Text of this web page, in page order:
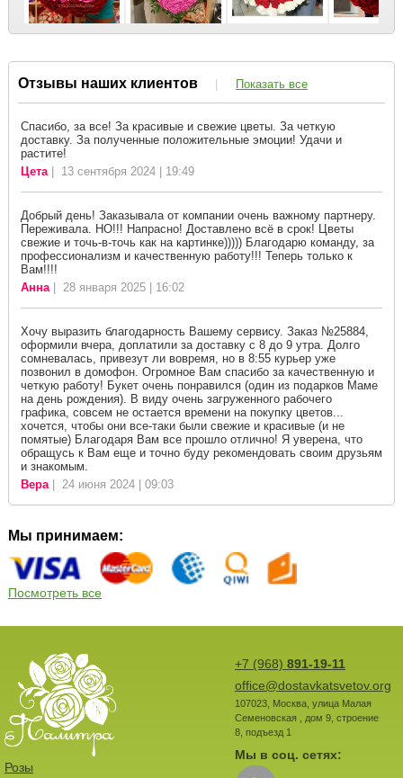
Отзывы наших клиентов | Показать все
Спасибо, за все! За красивые и свежие цветы. За четкую
доставку. За полученные положительные эмоции! Удачи и
растите!
Цета| 13 сентября 2024 | 19:49
Добрый день! Заказывала от компании очень важному партнеру.
Переживала. НО!!! Напрасно! Доставлено всё в срок! Цветы
свежие и точь-в-точь как на картинке))))) Благодарю команду, за
профессионализм и качественную работу!!! Теперь только к
Вам!!!!
Анна| 28 января 2025 | 16:02
Хочу выразить благодарность Вашему сервису. Заказ №25884,
оформили вчера, доплатили за доставку с 8 до 9 утра. Долго
сомневалась, привезут ли вовремя, но в 8:55 курьер уже
позвонил в домофон. Огромное Вам спасибо за качественную и
четкую работу! Букет очень понравился (один из подарков Маме
на день рождения). В виду очень загруженного рабочего
графика, совсем не остается времени на покупку цветов...
хочется, чтобы они все-таки были свежие и красивые (и не
помятые) Благодаря Вам все прошло отлично! Я уверена, что
обращусь к Вам еще и точно буду рекомендовать своим друзьям
и знакомым.
Вера| 24 июня 2024 | 09:03
Мы принимаем:
Посмотреть все
+7 (968) 891-19-11
office@dostavkatsvetov.org
107023, Москва, улица Малая
Семеновская , дом 9, строение
8, подъезд 1
Мы в соц. сетях:
Розы